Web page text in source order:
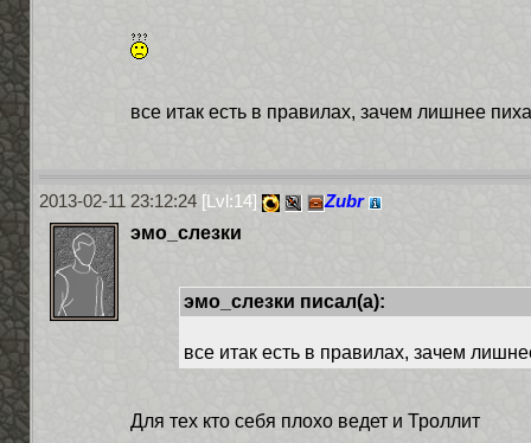
все итак есть в правилах, зачем лишнее
2013-02-11 23:12:24[Lvl:14]
Zubr
эмо_слезки
эмо_слезки писал(а):
все итак есть в правилах, зачем
Для тех кто себя плохо ведет и Троллит